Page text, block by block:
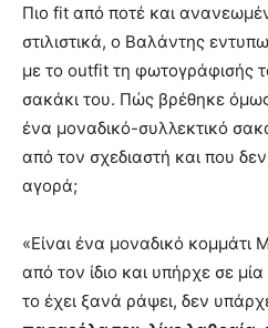
Πιο fit από ποτέ και
στιλιστικά, ο Βαλάντης
με το outfit τη φωτογράφισής
σακάκι του. Πώς βρέθηκε
ένα μοναδικό-συλλεκτικό
από τον σχεδιαστή και που
αγορά;
«Είναι ένα μοναδικό κομμάτι
από τον ίδιο και υπήρχε σε
το έχει ξανά ράψει, δεν